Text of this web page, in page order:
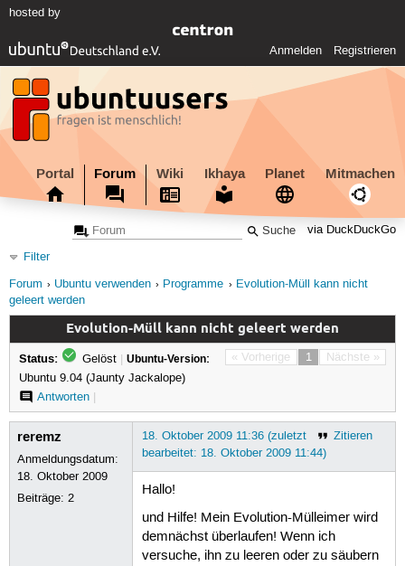
hosted by
Anmelden Registrieren
Portal Forum Wiki Ikhaya Planet Mitmachen
via DuckDuckGo
Filter
Forum
Ubuntu verwenden Programme
Evolution-Müll kann nicht
geleert werden
Evolution-Müll kann nicht geleert werden
« Vorherige 1 Nächste »
Status: Gelöst | Ubuntu-Version:
Ubuntu 9.04 (Jaunty Jackalope)
Antworten|
reremz
Anmeldungsdatum:
18. Oktober 2009
Beiträge:2
Zitieren
18. Oktober 2009 11:36 (zuletzt
bearbeitet: 18. Oktober 2009 11:44)
Hallo!
und Hilfe! Mein Evolution-Mülleimer wird
demnächst überlaufen! Wenn ich
versuche, ihn zu leeren oder zu säubern